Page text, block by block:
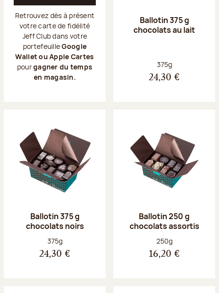
Retrouvez dès à présent
votre carte de fidélité
Jeff Club dans votre
portefeuilleGoogle
Wallet ou Apple Cartes
pourgagner du temps
en magasin.
Ballotin 375 g
chocolats au lait
Poids net :
375g
24,30 €
Ballotin 375 g
chocolats noirs
Poids net :
375g
24,30 €
Ballotin 250 g
chocolats assortis
Poids net :
250g
16,20 €